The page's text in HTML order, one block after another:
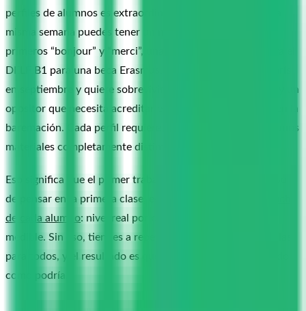
perfiles de alumnos es extraordinariamente ancho. En una
misma semana puedes tener un niño de primaria con sus
primeros “bonjour” y “merci”, una adolescente que prepara el
DELF B1 para una beca Erasmus, un adulto que viaja a París
en septiembre y quiere sobrevivir con el francés del cole, y un
opositor que necesita acreditar el B2 para sumar puntos en la
baremación. Cada perfil requiere un enfoque, un ritmo y unos
materiales completamente distintos.
Eso significa que el primer trabajo de gestión, antes incluso
de pensar en la primera clase, es
de cada alumno: nivel real por competencia y objetivo
medible. Sin eso, tiendes a repetir el mismo esquema de clase
para todos, y el resultado es que ninguno avanza tan rápido
como podría.